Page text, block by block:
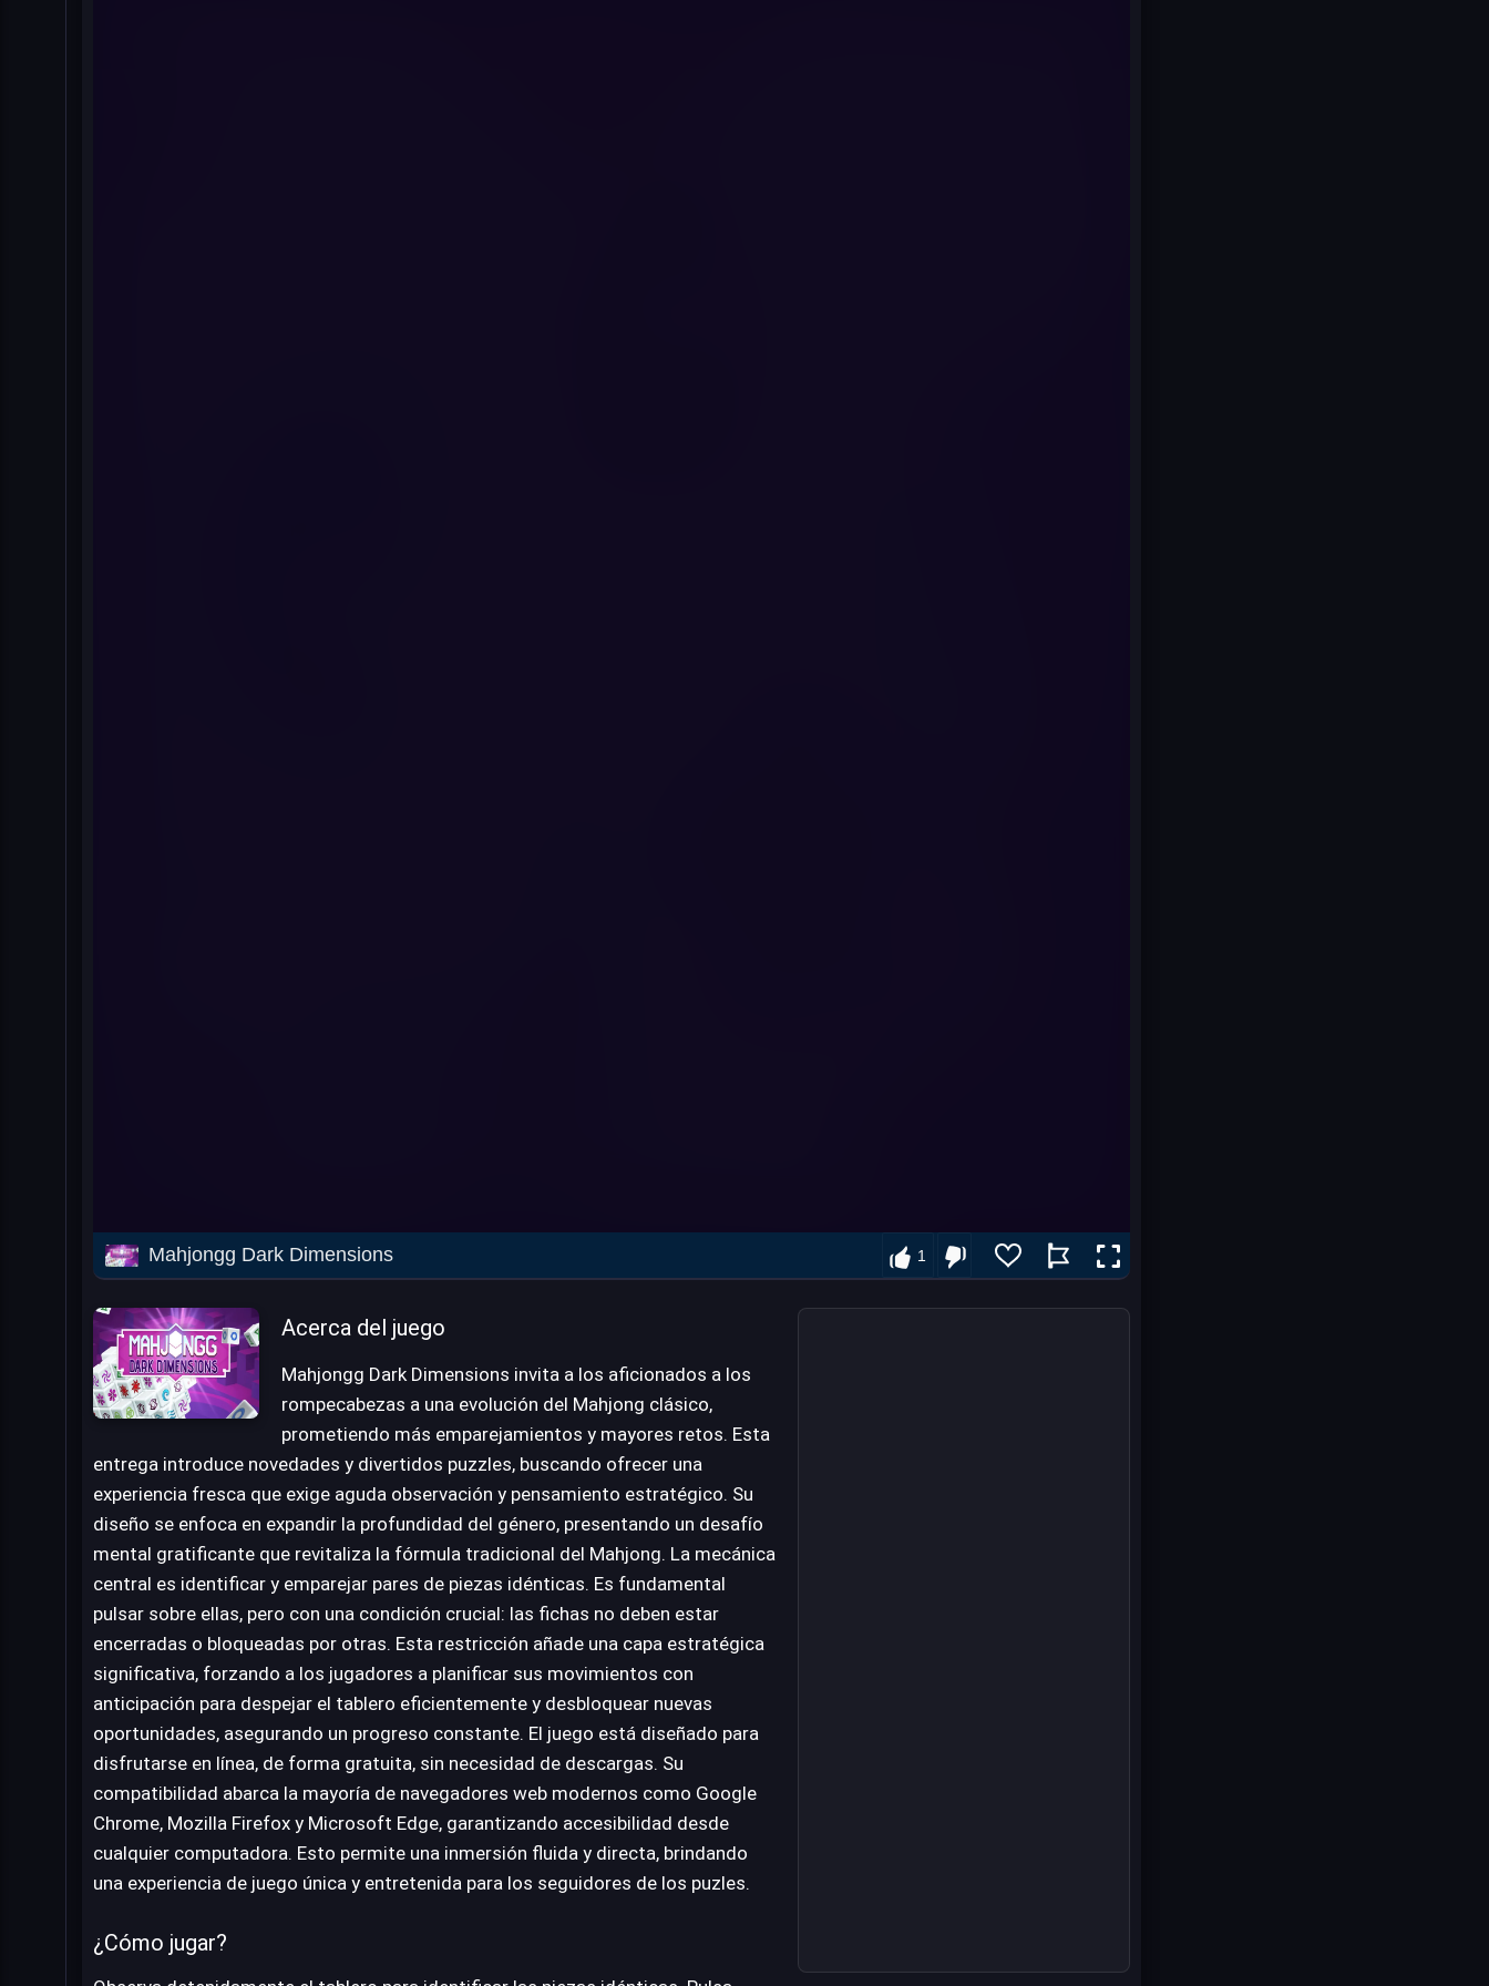
Mahjongg Dark Dimensions 1
Acerca del juego
Mahjongg Dark Dimensions invita a los aficionados a los
rompecabezas a una evolución del Mahjong clásico,
prometiendo más emparejamientos y mayores retos. Esta
entrega introduce novedades y divertidos puzzles, buscando ofrecer una
experiencia fresca que exige aguda observación y pensamiento estratégico. Su
diseño se enfoca en expandir la profundidad del género, presentando un desafío
mental gratificante que revitaliza la fórmula tradicional del Mahjong. La mecánica
central es identificar y emparejar pares de piezas idénticas. Es fundamental
pulsar sobre ellas, pero con una condición crucial: las fichas no deben estar
encerradas o bloqueadas por otras. Esta restricción añade una capa estratégica
significativa, forzando a los jugadores a planificar sus movimientos con
anticipación para despejar el tablero eficientemente y desbloquear nuevas
oportunidades, asegurando un progreso constante. El juego está diseñado para
disfrutarse en línea, de forma gratuita, sin necesidad de descargas. Su
compatibilidad abarca la mayoría de navegadores web modernos como Google
Chrome, Mozilla Firefox y Microsoft Edge, garantizando accesibilidad desde
cualquier computadora. Esto permite una inmersión fluida y directa, brindando
una experiencia de juego única y entretenida para los seguidores de los puzles.
¿Cómo jugar?